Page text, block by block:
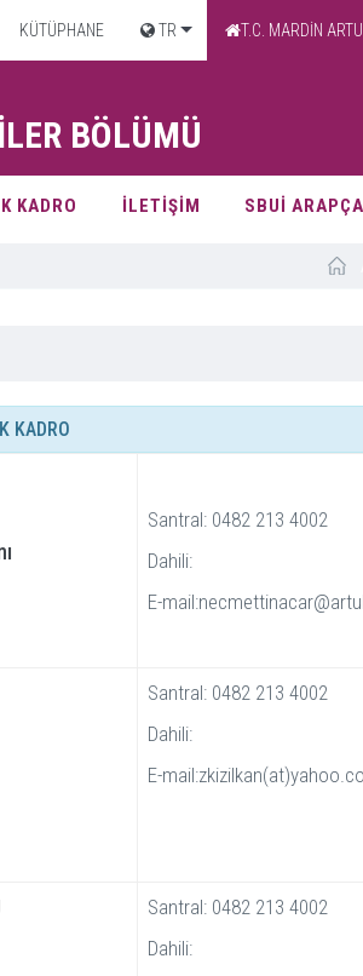
KÜTÜPHANE TR T.C. MARDİN
BÖLÜMÜ
KADRO İLETİŞİM SBUİ
KADRO
Santral: 0482 213 4002
Dahili:
E-
Santral: 0482 213 4002
Dahili:
E-
Santral: 0482 213 4002
Dahili: